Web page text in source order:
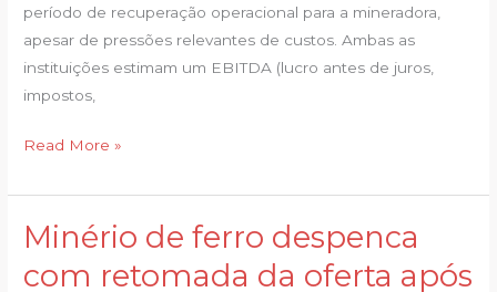
período de recuperação operacional para a mineradora,
apesar de pressões relevantes de custos. Ambas as
instituições estimam um EBITDA (lucro antes de juros,
impostos,
toneladas;
veja
o
esperar
Read More »
Minério de ferro despenca
com retomada da oferta após
Minério
ferro